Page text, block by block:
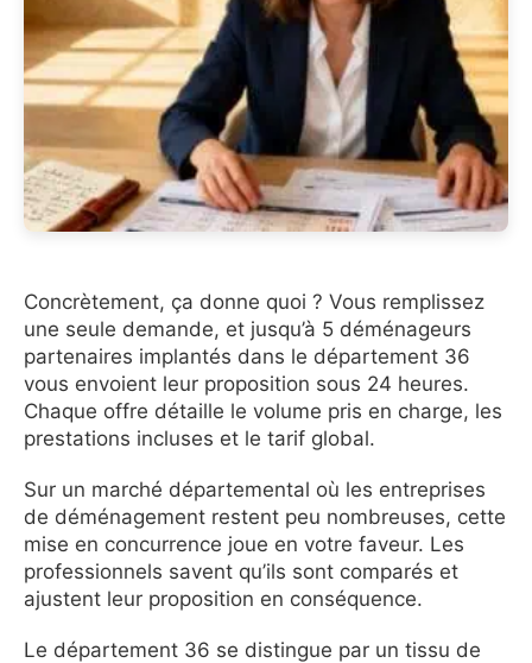
Concrètement, ça donne quoi ? Vous remplissez
une seule demande, et jusqu’à 5 déménageurs
partenaires implantés dans le département 36
vous envoient leur proposition sous 24 heures.
Chaque offre détaille le volume pris en charge, les
prestations incluses et le tarif global.
Sur un marché départemental où les entreprises
de déménagement restent peu nombreuses, cette
mise en concurrence joue en votre faveur. Les
professionnels savent qu’ils sont comparés et
ajustent leur proposition en conséquence.
Le département 36 se distingue par un tissu de